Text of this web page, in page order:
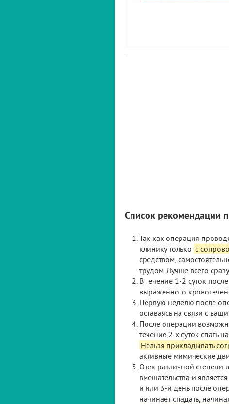
Список рекомендации
Так как операция
клинику только с
средством,
трудом. Лучше всего
В течение 1-2 суток
выраженного
Первую неделю после
оставаясь на связи с
После операции
течение 2-х суток спать
Нельзя прикладывать
активные мимические
Отек различной степени
вмешательства и
й или 3-й день после
начинает спадать,